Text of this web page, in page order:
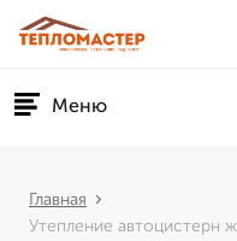
Меню
Главная
Утепление автоцистерн